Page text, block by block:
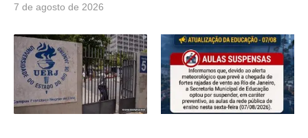
7 de agosto de 2026